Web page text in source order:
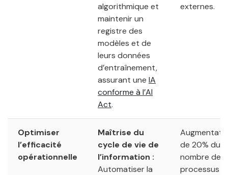
algorithmique et
maintenir un
registre des
modèles et de
leurs données
d’entraînement,
assurant une IA
conforme à l’AI
Act.
externes.
Optimiser
l’efficacité
opérationnelle
Maîtrise du
cycle de vie de
l’information :
Automatiser la
de 20% du
nombre de
processus